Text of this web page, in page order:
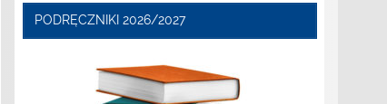
PODRĘCZNIKI 2026/2027